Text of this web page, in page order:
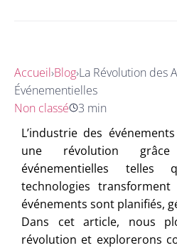
Accueil›Blog›La Révolution des
Événementielles
Non classé
3 min
L’industrie des
une révolution
événementielles telles
technologies
événements sont planifiés,
Dans cet article, nous
révolution et explorerons